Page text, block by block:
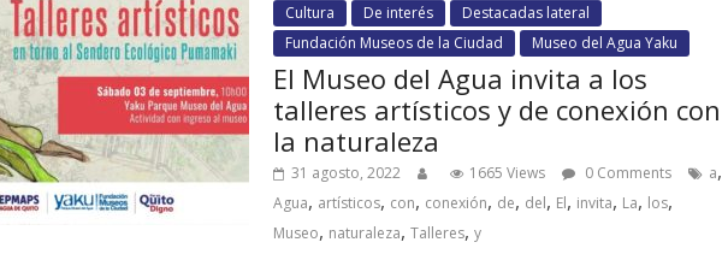
Cultura De interés
Destacadas lateral
Fundación Museos de la Ciudad
Museo del Agua Yaku
El Museo del Agua invita a los
talleres artísticos y de conexión con
la naturaleza
31 agosto, 2022 1665 Views 0 Comments a,
Agua, artísticos, con, conexión, de, del, El, invita, La, los,
Museo, naturaleza, Talleres, y